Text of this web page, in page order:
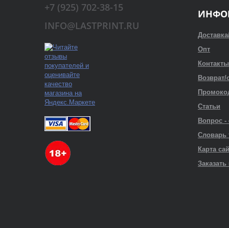
+7 (925) 702-38-15
INFO@LASTPRINT.RU
Опт
Контакты
Статьи
Вопрос -
Словарь
Карта